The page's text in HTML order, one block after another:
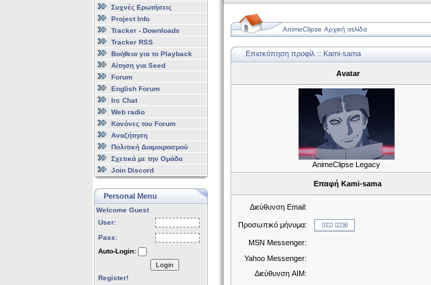
Συχνές Ερωτήσεις
Project Info
Tracker - Downloads
Tracker RSS
Βοήθεια για το Playback
Αίτηση για Seed
Forum
English Forum
Irc Chat
Web radio
Κανόνες του Forum
Αναζήτηση
Πολιτική Διαμοιρασμού
Σχετικά με την Ομάδα
Join Discord
Personal Menu
Welcome Guest
User:
Pass:
Auto-Login:
Login
Register!
AnimeClipse Αρχική σελίδα
Επισκόπηση προφίλ :: Kami-sama
Avatar
AnimeClipse Legacy
Επαφή Kami-sama
Διεύθυνση Email:
Προσωπικό μήνυμα:
MSN Messenger:
Yahoo Messenger:
Διεύθυνση AIM: